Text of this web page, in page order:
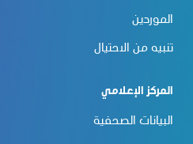
الموردين
تنبيه من الاحتيال
المركز الإعلامي
البيانات الصحفية